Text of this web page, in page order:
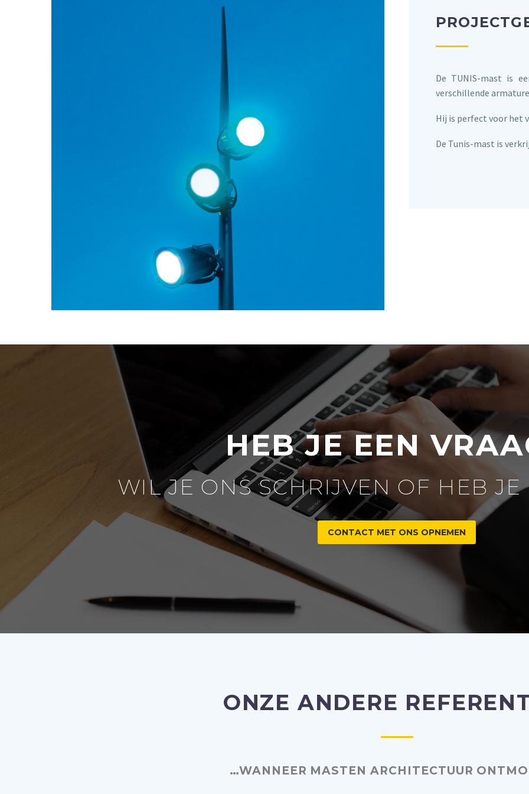
De TUNIS-mast is
verschillende
Hij is perfect voor het
De Tunis-mast is
HEB JE EEN
WIL JE ONS SCHRIJVEN OF HEB JE
CONTACT MET ONS OPNEMEN
ONZE ANDERE
…WANNEER MASTEN ARCHITECTUUR